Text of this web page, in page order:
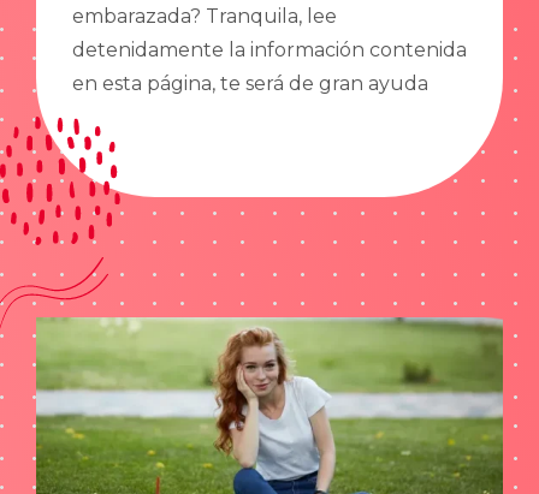
embarazada? Tranquila, lee
detenidamente la información contenida
en esta página, te será de gran ayuda